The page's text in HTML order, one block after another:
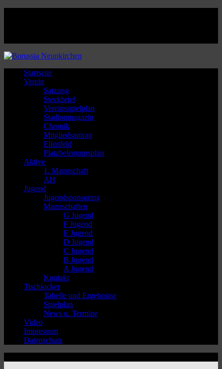
Startseite
Verein
Satzung
Steckbrief
Vereinsspielplan
Stadionmagazin
Chronik
Mitgliedsantrag
Ellenfeld
Platzbelegungsplan
Aktive
1. Mannschaft
AH
Jugend
Jugendsponsoring
Mannschaften
G Jugend
F Jugend
E Jugend
D Jugend
C Jugend
B Jugend
A Jugend
Kontakt
Tischkicker
Tabelle und Ergebnisse
Spielplan
News u. Termine
Video
Impressum
Datenschutz